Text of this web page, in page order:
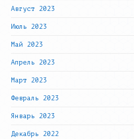
Август 2023
Июль 2023
Май 2023
Апрель 2023
Март 2023
Февраль 2023
Январь 2023
Декабрь 2022